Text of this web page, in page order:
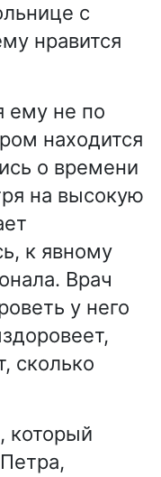
с
нравится
ему не по
находится
о времени
на высокую
к явному
Врач
у него
сколько